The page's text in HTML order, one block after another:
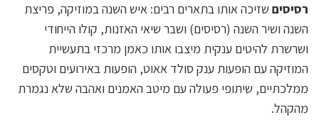
רסיסים שזיכה אותו בתארים רבים: איש השנה במוזיקה, פריצת
השנה ושיר השנה (רסיסים) ושבר שיאי האזנות, קולו הייחודי
ושרשרת להיטים ענקית מיצבו אותו כאמן מרכזי בתעשיית
המוזיקה עם הופעות ענק סולד אאוט, הופעות באירועים וטקסים
ממלכתיים, שיתופי פעולה עם מיטב האמנים ואהבה שלא נגמרת
מהקהל.